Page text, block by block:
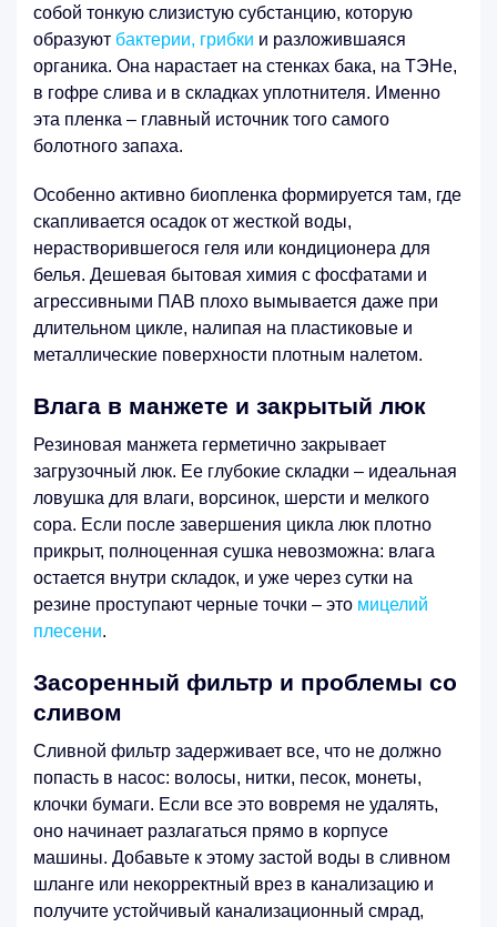
собой тонкую слизистую субстанцию, которую
образуют бактерии, грибки и разложившаяся
органика. Она нарастает на стенках бака, на ТЭНе,
в гофре слива и в складках уплотнителя. Именно
эта пленка – главный источник того самого
болотного запаха.
Особенно активно биопленка формируется там, где
скапливается осадок от жесткой воды,
нерастворившегося геля или кондиционера для
белья. Дешевая бытовая химия с фосфатами и
агрессивными ПАВ плохо вымывается даже при
длительном цикле, налипая на пластиковые и
металлические поверхности плотным налетом.
Влага в манжете и закрытый люк
Резиновая манжета герметично закрывает
загрузочный люк. Ее глубокие складки – идеальная
ловушка для влаги, ворсинок, шерсти и мелкого
сора. Если после завершения цикла люк плотно
прикрыт, полноценная сушка невозможна: влага
остается внутри складок, и уже через сутки на
резине проступают черные точки – это мицелий
плесени.
Засоренный фильтр и проблемы со
сливом
Сливной фильтр задерживает все, что не должно
попасть в насос: волосы, нитки, песок, монеты,
клочки бумаги. Если все это вовремя не удалять,
оно начинает разлагаться прямо в корпусе
машины. Добавьте к этому застой воды в сливном
шланге или некорректный врез в канализацию и
получите устойчивый канализационный смрад,